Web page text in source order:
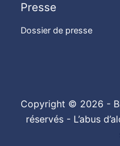
Presse
Dossier de presse
Copyright © 2026 -
réservés - L’abus